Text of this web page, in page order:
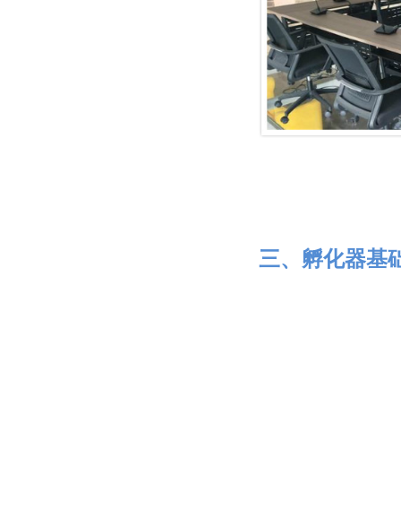
三、孵化器基